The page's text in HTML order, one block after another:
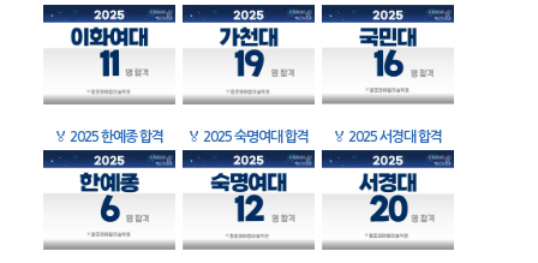
🏅 2025 한예종 합격 🏅 2025 숙명여대 합격 🏅 2025 서경대 합격